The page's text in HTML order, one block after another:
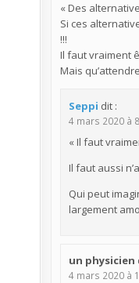
« Des
Si ces
!!!
Il faut vraiment
Mais
Seppi dit :
4 mars 2020 à
« Il faut
Il faut aussi
Qui peut
largement
un physicien
4 mars 2020 à